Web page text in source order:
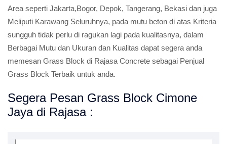
Area seperti Jakarta,Bogor, Depok, Tangerang, Bekasi dan juga
Meliputi Karawang Seluruhnya, pada mutu beton di atas Kriteria
sungguh tidak perlu di ragukan lagi pada kualitasnya, dalam
Berbagai Mutu dan Ukuran dan Kualitas dapat segera anda
memesan Grass Block di Rajasa Concrete sebagai Penjual
Grass Block Terbaik untuk anda.
Segera Pesan Grass Block Cimone
Jaya di Rajasa :